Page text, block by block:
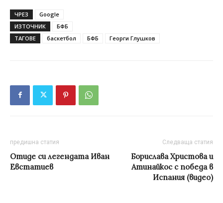
ЧРЕЗ
Google
ИЗТОЧНИК
БФБ
ТАГОВЕ
баскетбол БФБ Георги Глушков
предишна статия
Отиде си легендата Иван
Евстатиев
Следваща статия
Борислава Христова и
Атинайкос с победа в
Испания (видео)